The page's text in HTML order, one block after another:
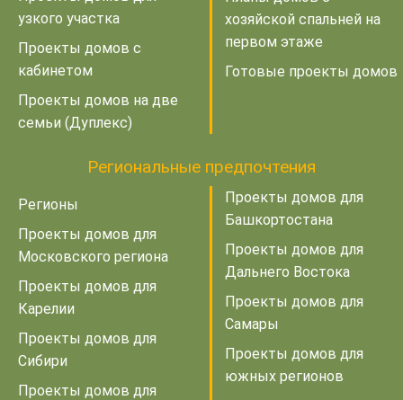
узкого участка
Проекты домов с
кабинетом
Проекты домов на две
семьи (Дуплекс)
хозяйской спальней на
первом этаже
Готовые проекты домов
Региональные предпочтения
Регионы
Проекты домов для
Московского региона
Проекты домов для
Карелии
Проекты домов для
Сибири
Проекты домов для
Проекты домов для
Башкортостана
Проекты домов для
Дальнего Востока
Проекты домов для
Самары
Проекты домов для
южных регионов